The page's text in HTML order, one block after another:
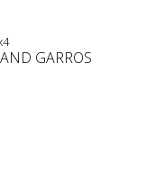
GARROS